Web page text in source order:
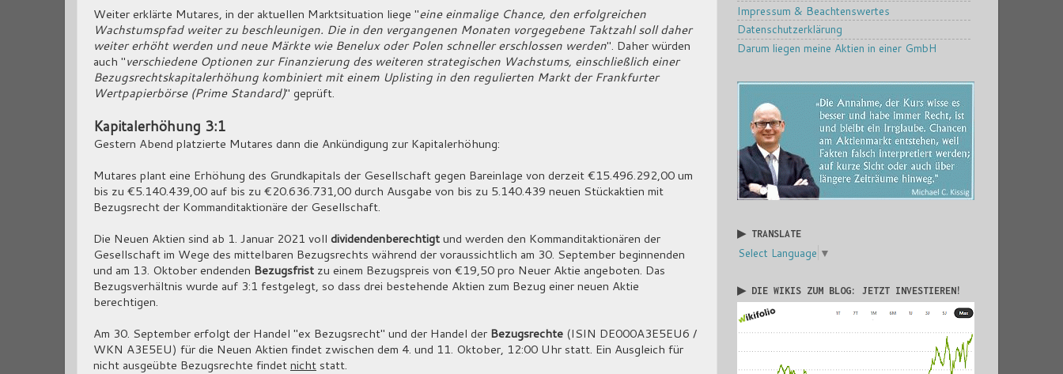
Weiter erklärte Mutares, in der aktuellen Marktsituation liege "eine einmalige Chance, den erfolgreichen
Wachstumspfad weiter zu beschleunigen. Die in den vergangenen Monaten vorgegebene Taktzahl soll daher
weiter erhöht werden und neue Märkte wie Benelux oder Polen schneller erschlossen werden". Daher würden
auch "verschiedene Optionen zur Finanzierung des weiteren strategischen Wachstums, einschließlich einer
Bezugsrechtskapitalerhöhung kombiniert mit einem Uplisting in den regulierten Markt der Frankfurter
Wertpapierbörse (Prime Standard)" geprüft.
Kapitalerhöhung 3:1
Gestern Abend platzierte Mutares dann die Ankündigung zur Kapitalerhöhung:
Mutares plant eine Erhöhung des Grundkapitals der Gesellschaft gegen Bareinlage von derzeit €15.496.292,00 um
bis zu €5.140.439,00 auf bis zu €20.636.731,00 durch Ausgabe von bis zu 5.140.439 neuen Stückaktien mit
Bezugsrecht der Kommanditaktionäre der Gesellschaft.
Die Neuen Aktien sind ab 1. Januar 2021 voll dividendenberechtigtund werden den Kommanditaktionären der
Gesellschaft im Wege des mittelbaren Bezugsrechts während der voraussichtlich am 30. September beginnenden
und am 13. Oktober endenden Bezugsfrist zu einem Bezugspreis von €19,50 pro Neuer Aktie angeboten. Das
Bezugsverhältnis wurde auf 3:1 festgelegt, so dass drei bestehende Aktien zum Bezug einer neuen Aktie
berechtigen.
Am 30. September erfolgt der Handel "ex Bezugsrecht" und der Handel der Bezugsrechte (ISIN DE000A3E5EU6 /
WKN A3E5EU) für die Neuen Aktien findet zwischen dem 4. und 11. Oktober, 12:00 Uhr statt. Ein Ausgleich für
nicht ausgeübte Bezugsrechte findetnichtstatt.
Impressum & Beachtenswertes
Datenschutzerklärung
Darum liegen meine Aktien in einer GmbH
▶ TRANSLATE
Select Language ▼
▶ DIE WIKIS ZUM BLOG: JETZT INVESTIEREN!